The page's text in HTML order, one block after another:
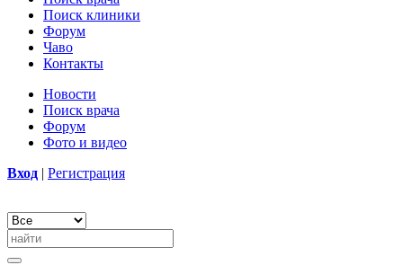
Поиск клиники
Форум
Чаво
Контакты
Новости
Поиск врача
Форум
Фото и видео
Вход | Регистрация